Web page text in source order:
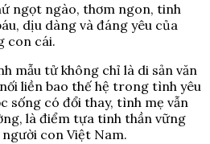
ngọt ngào, thơm ngon, tinh
dịu dàng và đáng yêu của
con cái.
mẫu tử không chỉ là di sản văn
liền bao thế hệ trong tình yêu
sống có đổi thay, tình mẹ vẫn
là điểm tựa tinh thần vững
con Việt Nam.